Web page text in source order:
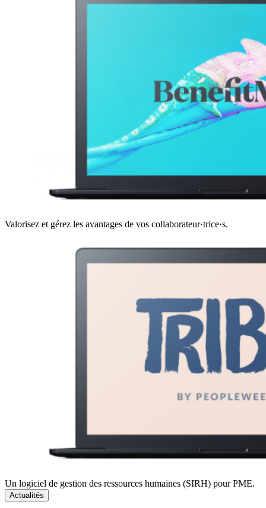
Valorisez et gérez les avantages de vos collaborateur·trice·s.
Un logiciel de gestion des ressources humaines (SIRH) pour PME.
Actualités